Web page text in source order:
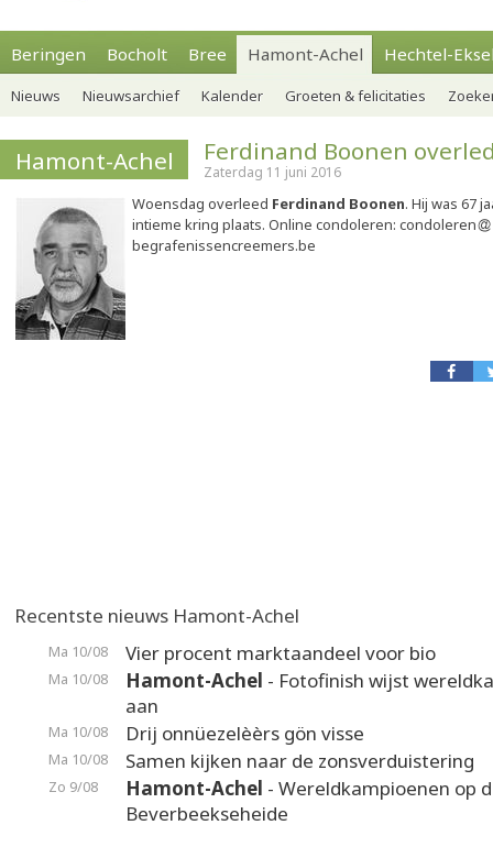
Beringen Bocholt Bree Hamont-Achel Hechtel-
Nieuws Nieuwsarchief Kalender Groeten & felicitaties
Hamont-Achel Ferdinand Boonen
Zaterdag 11 juni 2016
Woensdag overleed Ferdinand Boonen. Hij was 67
intieme kring plaats. Online condoleren: condoleren
begrafenissencreemers.be
Recentste nieuws Hamont-Achel
Ma 10/08 Vier procent marktaandeel voor bio
Ma 10/08 Hamont-Achel - Fotofinish wijst
aan
Ma 10/08 Drij onnüezelèèrs gön visse
Ma 10/08 Samen kijken naar de zonsverduistering
Zo 9/08 Hamont-Achel - Wereldkampioenen op
Beverbeekseheide